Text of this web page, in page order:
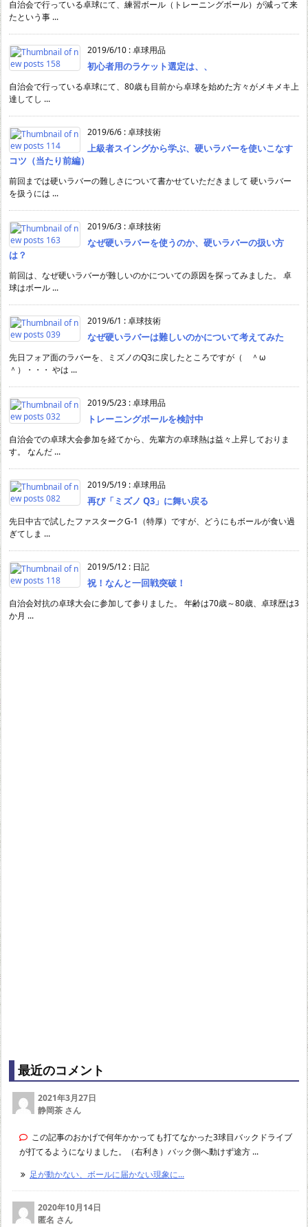
自治会で行っている卓球にて、練習ボール（トレーニングボール）が減って来
たという事 ...
2019/6/10 :卓球用品
初心者用のラケット選定は、、
自治会で行っている卓球にて、80歳も目前から卓球を始めた方々がメキメキ上
達してし ...
2019/6/6 :卓球技術
上級者スイングから学ぶ、硬いラバーを使いこなす
コツ（当たり前編）
前回までは硬いラバーの難しさについて書かせていただきまして 硬いラバー
を扱うには ...
2019/6/3 :卓球技術
なぜ硬いラバーを使うのか、硬いラバーの扱い方
は？
前回は、なぜ硬いラバーが難しいのかについての原因を探ってみました。 卓
球はボール ...
2019/6/1 :卓球技術
なぜ硬いラバーは難しいのかについて考えてみた
先日フォア面のラバーを、ミズノのQ3に戻したところですが（ ＾ω
＾）・・・ やは ...
2019/5/23 :卓球用品
トレーニングボールを検討中
自治会での卓球大会参加を経てから、先輩方の卓球熱は益々上昇しておりま
す。 なんだ ...
2019/5/19 :卓球用品
再び「ミズノ Q3」に舞い戻る
先日中古で試したファスタークG-1（特厚）ですが、どうにもボールが食い過
ぎてしま ...
2019/5/12 : 日記
祝！なんと一回戦突破！
自治会対抗の卓球大会に参加して参りました。 年齢は70歳～80歳、卓球歴は3
か月 ...
最近のコメント
2021年3月27日
静岡茶 さん
この記事のおかげで何年かかっても打てなかった3球目バックドライブ
が打てるようになりました。（右利き）バック側へ動けず途方 ...
足が動かない、ボールに届かない現象に...
2020年10月14日
匿名 さん